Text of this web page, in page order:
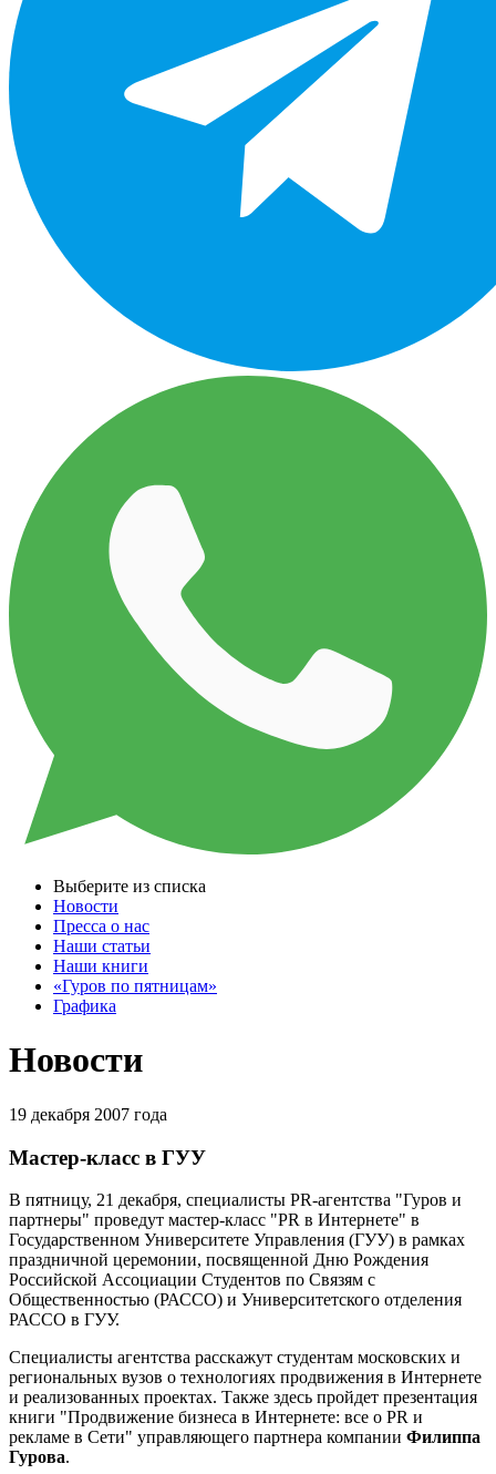
Выберите из списка
Новости
Пресса о нас
Наши статьи
Наши книги
«Гуров по пятницам»
Графика
Новости
19 декабря 2007 года
Мастер-класс в ГУУ
В пятницу, 21 декабря, специалисты PR-агентства "Гуров и
партнеры" проведут мастер-класс "PR в Интернете" в
Государственном Университете Управления (ГУУ) в рамках
праздничной церемонии, посвященной Дню Рождения
Российской Ассоциации Студентов по Связям с
Общественностью (РАССО) и Университетского отделения
РАССО в ГУУ.
Специалисты агентства расскажут студентам московских и
региональных вузов о технологиях продвижения в Интернете
и реализованных проектах. Также здесь пройдет презентация
книги "Продвижение бизнеса в Интернете: все о PR и
рекламе в Сети" управляющего партнера компании Филиппа
Гурова.